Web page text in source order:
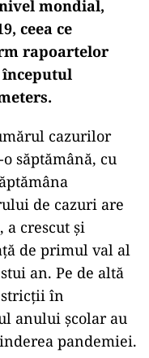
mondial,
ceea ce
rapoartelor
cazurilor
săptămână, cu
de cazuri are
a crescut și
de primul val al
an. Pe de altă
în
anului școlar au
pandemiei.